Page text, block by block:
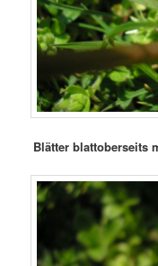
Blätter blattoberseits